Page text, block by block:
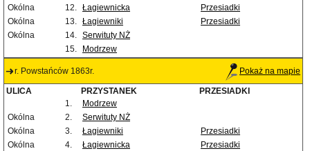
Okólna
12. Łagiewnicka
Przesiadki
Okólna
13. Łagiewniki
Przesiadki
Okólna
14. Serwituty NŻ
15.
Modrzew
r. Powstańców 1863r. Pokaż na mapie
ULICA PRZYSTANEK
PRZESIADKI
1.
Modrzew
Okólna
2.
Serwituty NŻ
Okólna
3. Łagiewniki
Przesiadki
Okólna
4. Łagiewnicka
Przesiadki